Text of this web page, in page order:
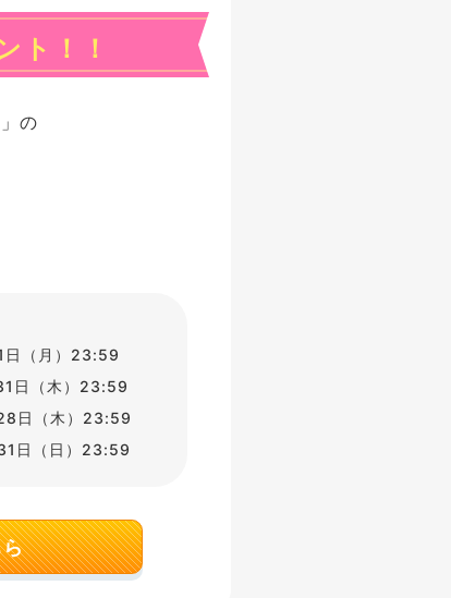
ト！！
の
日（月）23:59
日（木）23:59
日（木）23:59
日（日）23:59